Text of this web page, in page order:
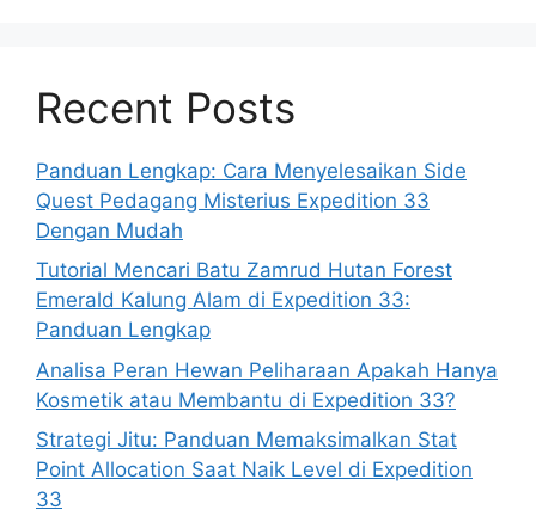
Recent Posts
Panduan Lengkap: Cara Menyelesaikan Side
Quest Pedagang Misterius Expedition 33
Dengan Mudah
Tutorial Mencari Batu Zamrud Hutan Forest
Emerald Kalung Alam di Expedition 33:
Panduan Lengkap
Analisa Peran Hewan Peliharaan Apakah Hanya
Kosmetik atau Membantu di Expedition 33?
Strategi Jitu: Panduan Memaksimalkan Stat
Point Allocation Saat Naik Level di Expedition
33